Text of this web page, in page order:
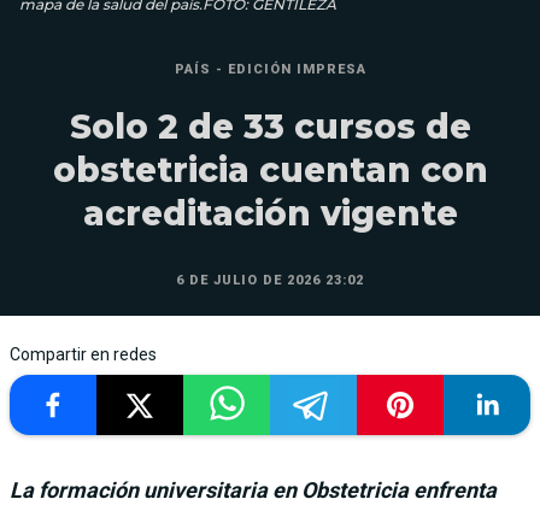
mapa de la salud del país.FOTO: GENTILEZA
PAÍS - EDICIÓN IMPRESA
Solo 2 de 33 cursos de
obstetricia cuentan con
acreditación vigente
6 DE JULIO DE 2026 23:02
Compartir en redes
La formación universitaria en Obstetricia enfrenta